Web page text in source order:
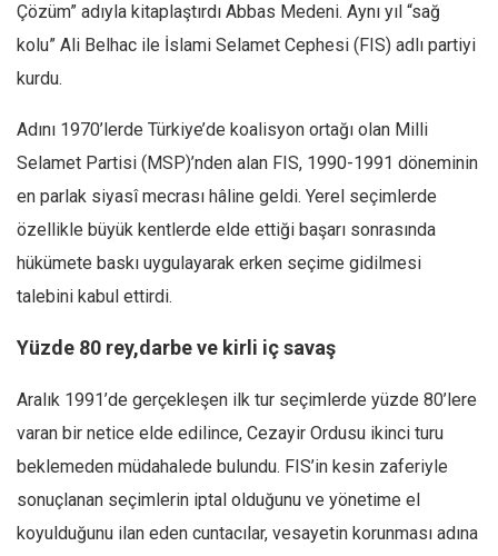
Çözüm” adıyla kitaplaştırdı Abbas Medeni. Aynı yıl “sağ
kolu” Ali Belhac ile İslami Selamet Cephesi (FIS) adlı partiyi
kurdu.
Adını 1970’lerde Türkiye’de koalisyon ortağı olan Milli
Selamet Partisi (MSP)’nden alan FIS, 1990-1991 döneminin
en parlak siyasî mecrası hâline geldi. Yerel seçimlerde
özellikle büyük kentlerde elde ettiği başarı sonrasında
hükümete baskı uygulayarak erken seçime gidilmesi
talebini kabul ettirdi.
Yüzde 80 rey,darbe ve kirli iç savaş
Aralık 1991’de gerçekleşen ilk tur seçimlerde yüzde 80’lere
varan bir netice elde edilince, Cezayir Ordusu ikinci turu
beklemeden müdahalede bulundu. FIS’in kesin zaferiyle
sonuçlanan seçimlerin iptal olduğunu ve yönetime el
koyulduğunu ilan eden cuntacılar, vesayetin korunması adına